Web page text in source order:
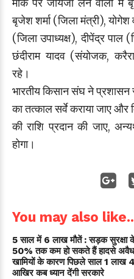
बृजेश शर्मा (जिला मंत्री), योगेश
(जिला उपाध्यक्ष), दीपेंद्र
छंदीराम यादव (संयोजक,
रहे।
भारतीय किसान संघ ने प्रशासन
का तत्काल सर्वे कराया जाए और
की राशि प्रदान की जाए,
होगा।
You may also
5 साल में 6 लाख मौतें : सड़क सुरक्षा के
50% तक कम हो सकते हैं हादसे
खामियों के कारण पिछले साल 1 लाख
आखिर कब ध्यान देंगी सरकारे